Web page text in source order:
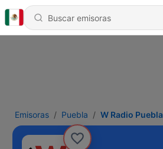
Emisoras Puebla W Radio Puebla